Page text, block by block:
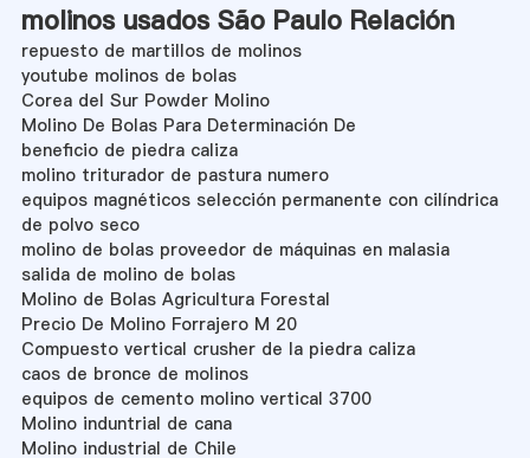
molinos usados São Paulo Relación
repuesto de martillos de molinos
youtube molinos de bolas
Corea del Sur Powder Molino
Molino De Bolas Para Determinación De
beneficio de piedra caliza
molino triturador de pastura numero
equipos magnéticos selección permanente con cilíndrica
de polvo seco
molino de bolas proveedor de máquinas en malasia
salida de molino de bolas
Molino de Bolas Agricultura Forestal
Precio De Molino Forrajero M 20
Compuesto vertical crusher de la piedra caliza
caos de bronce de molinos
equipos de cemento molino vertical 3700
Molino induntrial de cana
Molino industrial de Chile